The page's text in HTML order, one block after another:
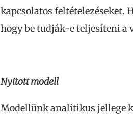
kapcsolatos feltételezéseket.
hogy be tudják-e teljesíteni a
Nyitott modell
Modellünk analitikus jellege